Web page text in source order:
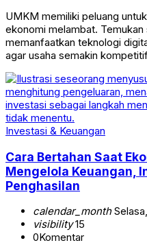
UMKM memiliki peluang
ekonomi melambat.
memanfaatkan teknologi
agar usaha semakin
Investasi & Keuangan
Cara Bertahan Saat
Mengelola Keuangan,
Penghasilan
calendar_month
visibility15
0Komentar